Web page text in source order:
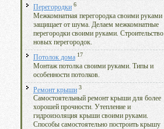
Перегородки 6
Межкомнатная перегородка своими руками
защищает от шума. Делаем межкомнатные
перегородки своими руками. Строительство
новых перегородок.
Потолок дома 17
Монтаж потолка своими руками. Типы и
особенности потолков.
Ремонт крыши 3
Самостоятельный ремонт крыши для более
хорошей прочности. Утепление и
гидроизоляция крыши своими руками.
Способы самостоятельно построить крышу